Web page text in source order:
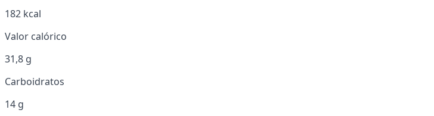
182 kcal
Valor calórico
31,8 g
Carboidratos
14 g